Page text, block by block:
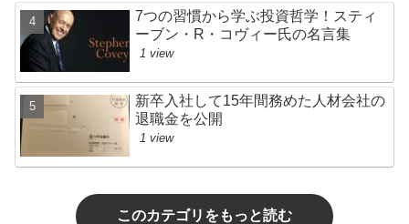
7つの習慣から学ぶ投資哲学！スティ
ーブン・R・コヴィー氏の名言集
1 view
新卒入社して15年間務めた人材会社の
退職金を公開
1 view
このカテゴリをもっと読む